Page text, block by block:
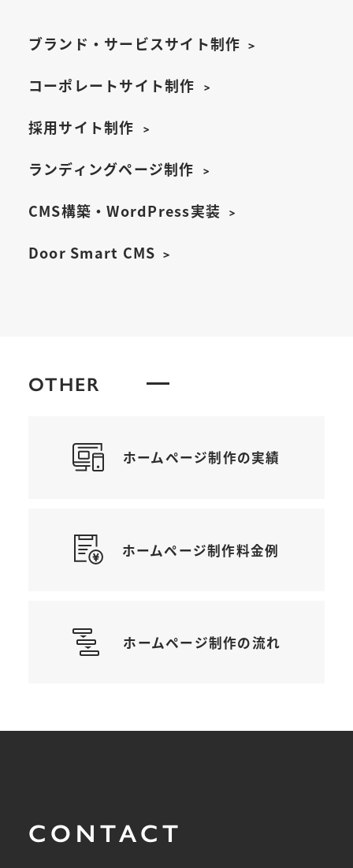
ブランド・サービスサイト制作
コーポレートサイト制作
採用サイト制作
ランディングページ制作
CMS構築・WordPress実装
Door Smart CMS
OTHER
ホームページ制作の実績
ホームページ制作料金例
ホームページ制作の流れ
CONTACT